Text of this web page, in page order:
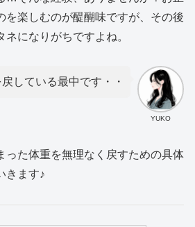
を楽しむのが醍醐味ですが、その後
になりがちですよね。
YUKO
している最中です・・
った体重を無理なく戻すための具体
きます♪